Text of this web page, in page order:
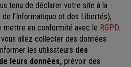
tenu de déclarer votre site à la
l’Informatique et des Libertés),
mettre en conformité avec le RGPD.
vous allez collecter des données
les utilisateurs des
leurs données, prévoir des